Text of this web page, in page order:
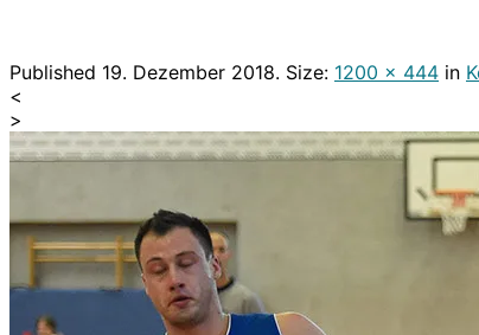
Published 19. Dezember 2018. Size: 1200 × 444 in
<
>